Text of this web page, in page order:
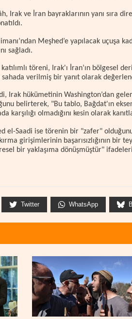
Irak ve İran bayraklarının yanı sıra
Meşhed’e yapılacak uçuşa
sağladı.
töreni, Irak'ı İran’ın bölgesel
verilmiş bir yanıt olarak
Irak hükümetinin Washington’dan
belirterek, "Bu tablo, Bağdat'ın
karşılığı olmadığını kesin olarak
el-Saadi ise törenin bir "zafer"
girişimlerinin başarısızlığının bir
bir yaklaşıma dönüşmüştür"
Twitter WhatsApp